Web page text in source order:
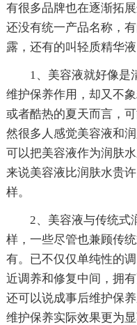
有很多品牌也在逐渐拓
还没有统一产品名称，
露，还有的叫轻质精华液
1、美容液就好像是
维护保养作用，却又不
或者酷热的夏天而言，
然很多人感觉美容液和
可以把美容液作为润肤
来说美容液比润肤水贵
样。
2、美容液与传统式
样，一些尽管也兼顾传
有。已不仅仅单纯性的
近调养和修复中间，拥
还可以说成事后维护保
维护保养实际效果更为显